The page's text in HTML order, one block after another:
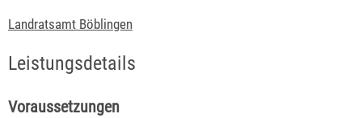
Landratsamt Böblingen
Leistungsdetails
Voraussetzungen